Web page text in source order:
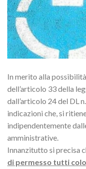
In merito alla
dell’articolo 33 della
dall’articolo 24 del DL
indicazioni che, si
indipendentemente
amministrative.
Innanzitutto si precisa
di permesso tutti